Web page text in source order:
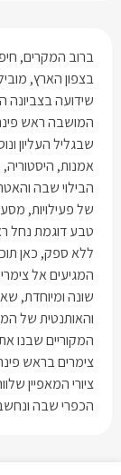
ברוב המקרים,
בצפון הארץ,
שידועה בצביונה
המושבה ראש
אמנות,
הבילוי שבה
של פעילויות,
טבע דוגמת נחל
ללא ספק, כאן
המגיעים אל
שונה ומיוחדת,
והאותנטית של
המקוריים שבנו
צימרים בראש
ציורי המאפיין
הכפרי שבה